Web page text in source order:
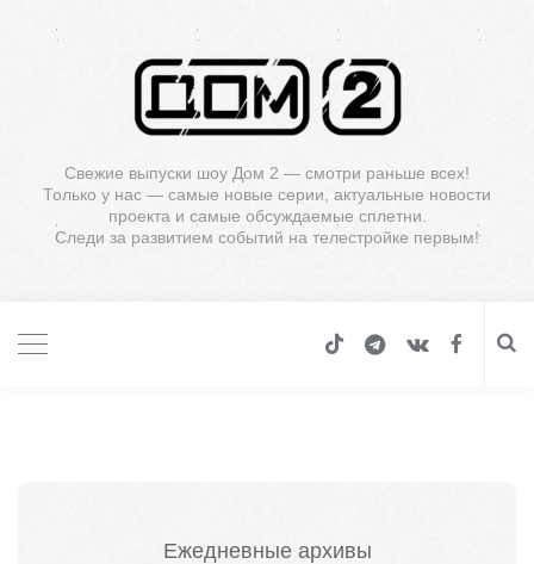
Свежие выпуски шоу Дом 2 — смотри раньше всех!
Только у нас — самые новые серии, актуальные новости
проекта и самые обсуждаемые сплетни.
Следи за развитием событий на телестройке первым!
Ежедневные архивы